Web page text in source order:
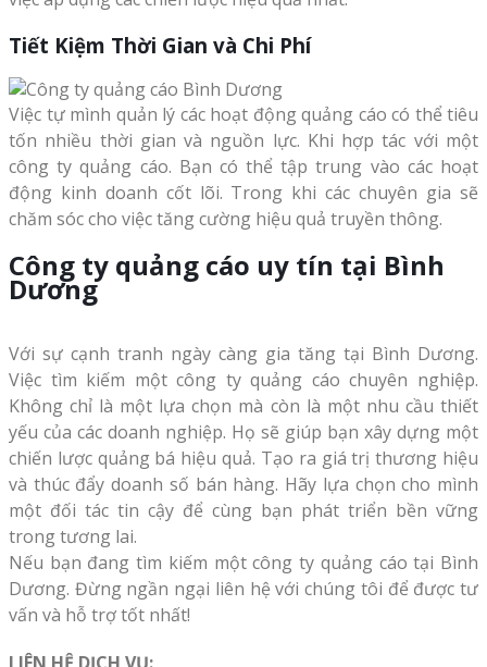
Tiết Kiệm Thời Gian và Chi Phí
Việc tự mình quản lý các hoạt động quảng cáo có thể tiêu
tốn nhiều thời gian và nguồn lực. Khi hợp tác với một
công ty quảng cáo. Bạn có thể tập trung vào các hoạt
động kinh doanh cốt lõi. Trong khi các chuyên gia sẽ
chăm sóc cho việc tăng cường hiệu quả truyền thông.
Công ty quảng cáo uy tín tại Bình
Dương
Với sự cạnh tranh ngày càng gia tăng tại Bình Dương.
Việc tìm kiếm một công ty quảng cáo chuyên nghiệp.
Không chỉ là một lựa chọn mà còn là một nhu cầu thiết
yếu của các doanh nghiệp. Họ sẽ giúp bạn xây dựng một
chiến lược quảng bá hiệu quả. Tạo ra giá trị thương hiệu
và thúc đẩy doanh số bán hàng. Hãy lựa chọn cho mình
một đối tác tin cậy để cùng bạn phát triển bền vững
trong tương lai.
Nếu bạn đang tìm kiếm một công ty quảng cáo tại Bình
Dương. Đừng ngần ngại liên hệ với chúng tôi để được tư
vấn và hỗ trợ tốt nhất!